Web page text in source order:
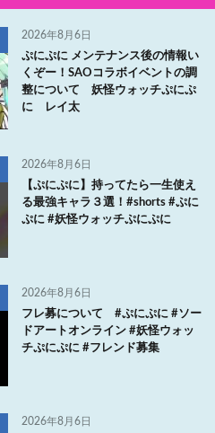
2026年8月6日
ぷにぷに メンテナンス後の情報い
くぞー！SAOコラボイベントの調
整について 妖怪ウォッチぷにぷ
に レイ太
2026年8月6日
【ぷにぷに】持ってたら一生使え
る最強キャラ３選！#shorts #ぷに
ぷに #妖怪ウォッチぷにぷに
2026年8月6日
フレ募について #ぷにぷに #ソー
ドアートオンライン #妖怪ウォッ
チぷにぷに #フレンド募集
2026年8月6日